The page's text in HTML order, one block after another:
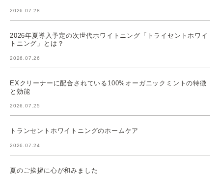
2026.07.28
2026年夏導入予定の次世代ホワイトニング「トライセントホワイ
トニング」とは？
2026.07.26
EXクリーナーに配合されている100%オーガニックミントの特徴
と効能
2026.07.25
トランセントホワイトニングのホームケア
2026.07.24
夏のご挨拶に心が和みました